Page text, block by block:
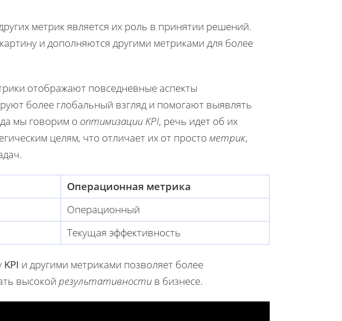
метрик является их роль в принятии решений.
и дополняются другими метриками для более
отображают повседневные аспекты
более глобальный взгляд и помогают выявлять
мы говорим о оптимизации KPI, речь идет об их
целям, что отличает их от просто метрик,
Операционная метрика
Операционный
Текущая эффективность
KPI и другими метриками позволяет более
высокой результативности в бизнесе.